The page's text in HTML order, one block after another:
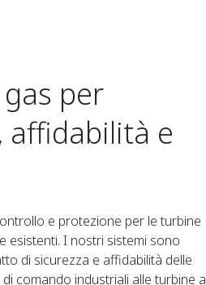
per
affidabilità e
e protezione per le turbine
esistenti. I nostri sistemi sono
di sicurezza e affidabilità delle
comando industriali alle turbine a